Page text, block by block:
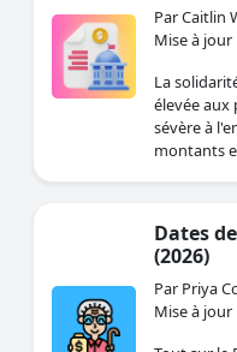
Par Caitlin
Mise à jour
La
élevée
sévère à
montants
Dates
(2026)
Par Priya
Mise à jour